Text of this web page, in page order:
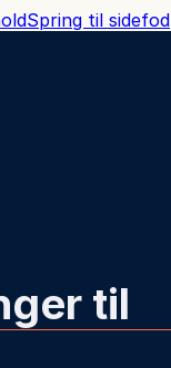
Spring til sidefod
til